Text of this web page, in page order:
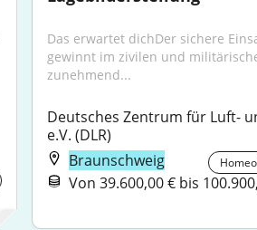
Das erwartet dichDer sichere
gewinnt im zivilen und
zunehmend...
Deutsches Zentrum für Luft-
e.V. (DLR)
Braunschweig
Von 39.600,00 € bis